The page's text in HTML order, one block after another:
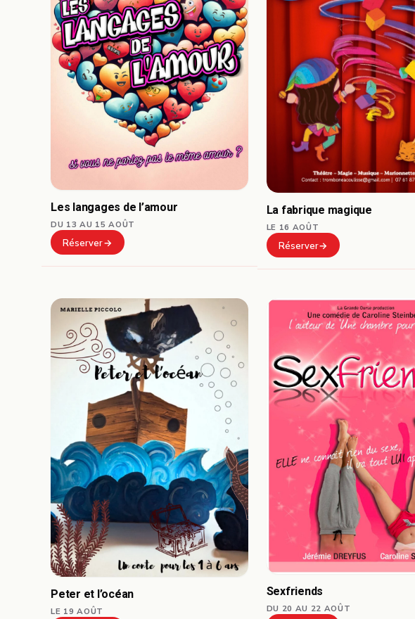
Les langages de l’amour
DU 13 AU 15 AOÛT
Réserver
La fabrique magique
LE 16 AOÛT
Réserver
Peter et l’océan
LE 19 AOÛT
Sexfriends
DU 20 AU 22 AOÛT